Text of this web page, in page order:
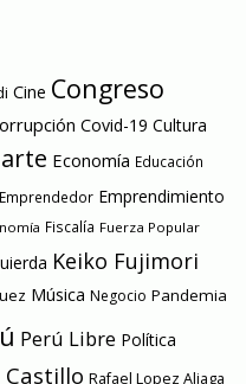
Cine Congreso
Covid-19 Cultura
Economía Educación
Emprendedor Emprendimiento
Fiscalía Fuerza Popular
Keiko Fujimori
Música Negocio Pandemia
Perú Libre Política
Rafael Lopez Aliaga